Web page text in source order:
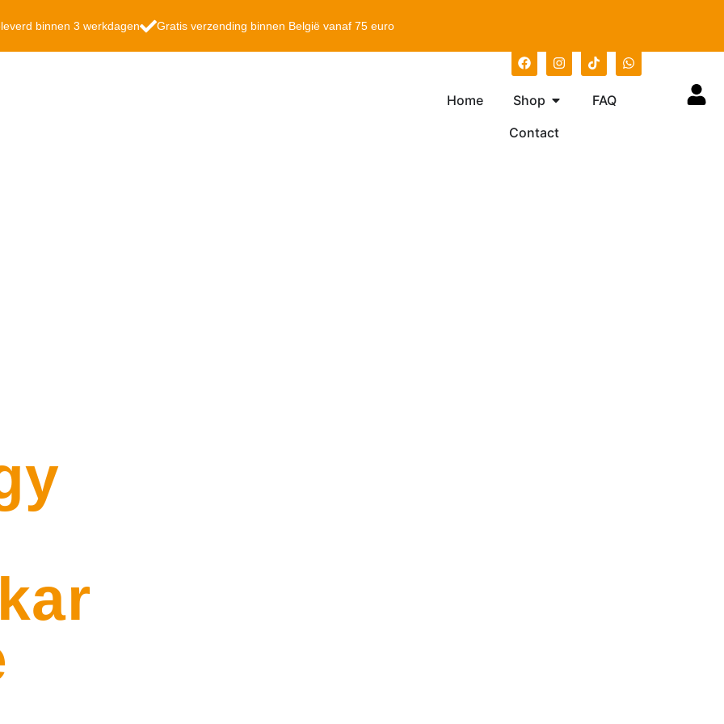
binnen 3 werkdagen Gratis verzending binnen België vanaf 75 euro
Home Shop
FAQ
Contact